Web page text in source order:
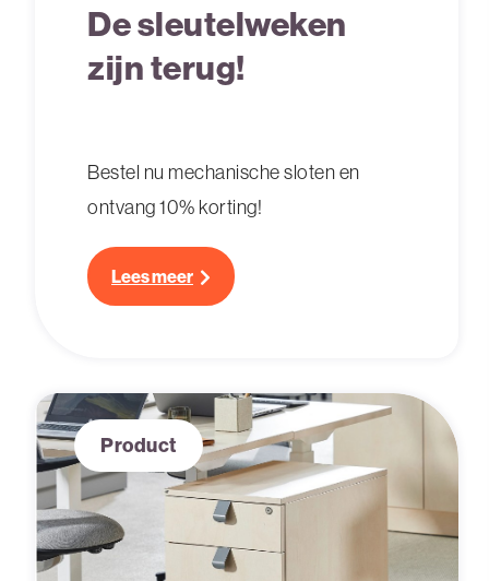
De sleutelweken
zijn terug!
Bestel nu mechanische sloten en
ontvang 10% korting!
Lees meer
Product